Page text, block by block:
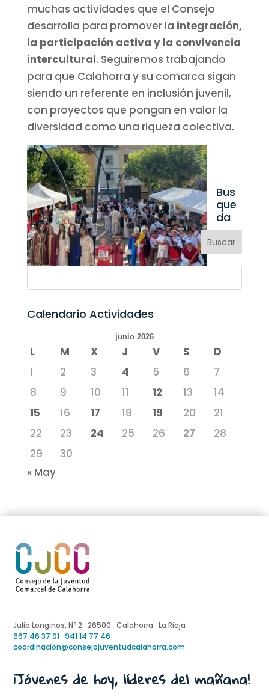
muchas actividades que el Consejo
desarrolla para promover la integración,
la participación activa y la convivencia
intercultural. Seguiremos trabajando
para que Calahorra y su comarca sigan
siendo un referente en inclusión juvenil,
con proyectos que pongan en valor la
diversidad como una riqueza colectiva.
Bus
que
da
Calendario Actividades
junio 2026
L M X J V S
D
1
2 3 4 5 6
7
8
9 10 11 12 13
14
15
16 17 18 19 20
21
22
23 24 25 26 27
28
29
30
« May
Julio Longinos, Nº 2 · 26500 · Calahorra · La Rioja
667 46 37 91·941 14 77 46
coordinacion@consejojuventudcalahorra.com
¡Jóvenes de hoy, líderes del mañana!